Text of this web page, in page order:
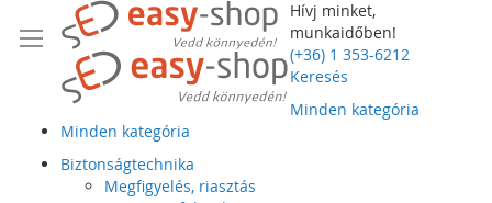
Hívj minket,
munkaidőben!
(+36) 1 353-6212
Keresés
Minden kategória
Minden kategória
Biztonságtechnika
Megfigyelés, riasztás